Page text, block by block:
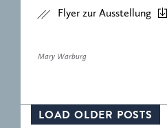
Flyer zur Ausstellung
Mary Warburg
LOAD OLDER POSTS